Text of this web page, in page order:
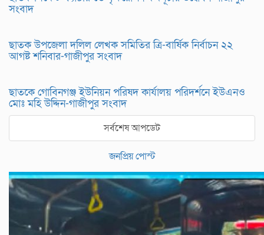
সংবাদ
ছাতক উপজেলা দলিল লেখক সমিতির ত্রি-বার্ষিক নির্বাচন ২২
আগষ্ট শনিবার-গাজীপুর সংবাদ
ছাতকে গোবিনগঞ্জ ইউনিয়ন পরিষদ কার্যালয় পরিদর্শনে ইউএনও
মোঃ মহি উদ্দিন-গাজীপুর সংবাদ
সর্বশেষ আপডেট
জনপ্রিয় পোস্ট